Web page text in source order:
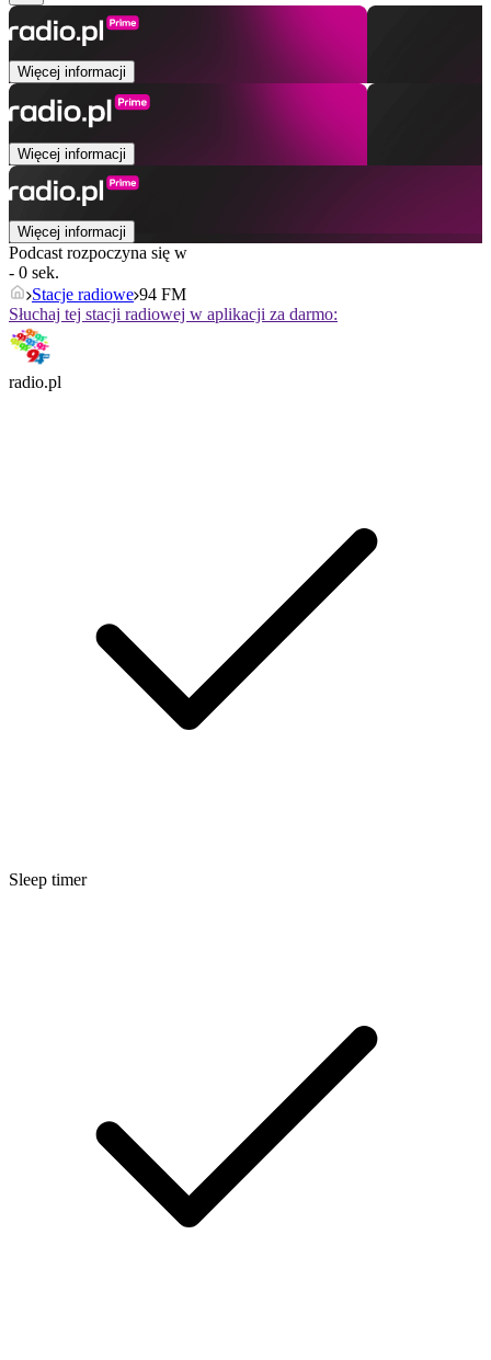
Więcej informacji
Więcej informacji
Więcej informacji
Podcast rozpoczyna się w
- 0 sek.
Stacje radiowe 94 FM
Słuchaj tej stacji radiowej w aplikacji za darmo:
radio.pl
Sleep timer